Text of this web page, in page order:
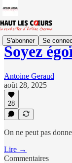
S'abonner Se
Soyez
Antoine Geraud
août 28, 2025
28
On ne peut pas
Lire →
Commentaires